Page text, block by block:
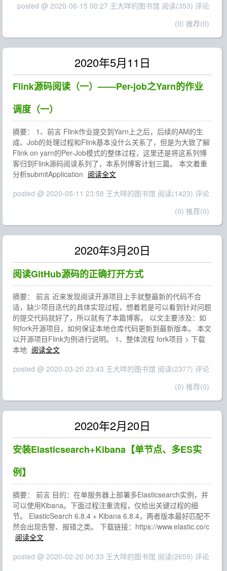
posted @ 2020-06-15 00:27 王大咩的图书馆 阅读(353) 评论
(0) 推荐(0)
2020年5月11日
Flink源码阅读（一）——Per-job之Yarn的作业
调度（一）
摘要： 1、前言 Flink作业提交到Yarn上之后，后续的AM的生
成、Job的处理过程和Flink基本没什么关系了，但是为大致了解
Flink on yarn的Per-Job模式的整体过程，这里还是将这系列博
客归到Flink源码阅读系列了，本系列博客计划三篇。 本文着重
分析submitApplication 阅读全文
posted @ 2020-05-11 23:58 王大咩的图书馆 阅读(1423) 评论
(0) 推荐(0)
2020年3月20日
阅读GitHub源码的正确打开方式
摘要： 前言 近来发现阅读开源项目上手就整最新的代码不合
适，缺少项目迭代的具体实现过程，想着若是可以看到针对问题
的提交代码就好了，所以就有了本篇博客。 以文主要涉及：如
何fork开源项目，如何保证本地仓库代码更新到最新版本。 本文
以开源项目Flink为例进行说明。 1、整体流程 fork项目 > 下载
本地 阅读全文
posted @ 2020-03-20 23:43 王大咩的图书馆 阅读(2377) 评论
(0) 推荐(0)
2020年2月20日
安装Elasticsearch+Kibana【单节点、多ES实
例】
摘要： 前言 目的：在单服务器上部署多Elasticsearch实例，并
可以使用Kibana。下面过程注重流程，仅给出关键过程的细
节。 ElasticSearch 6.8.4 + Kibana 6.8.4，两者版本最好匹配不
然会出现告警、报错之类。 下载链接：https://www.elastic.co/c
阅读全文
posted @ 2020-02-20 00:33 王大咩的图书馆 阅读(2659) 评论